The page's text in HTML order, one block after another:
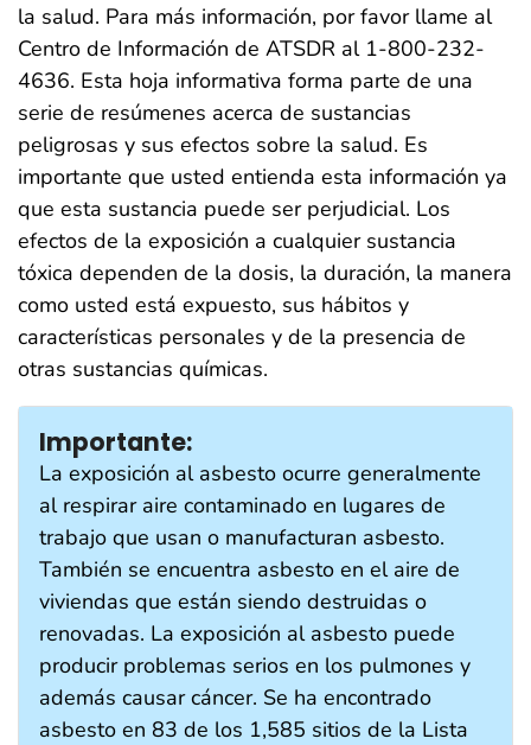
la salud. Para más información, por favor llame al
Centro de Información de ATSDR al 1-800-232-
4636. Esta hoja informativa forma parte de una
serie de resúmenes acerca de sustancias
peligrosas y sus efectos sobre la salud. Es
importante que usted entienda esta información ya
que esta sustancia puede ser perjudicial. Los
efectos de la exposición a cualquier sustancia
tóxica dependen de la dosis, la duración, la manera
como usted está expuesto, sus hábitos y
características personales y de la presencia de
otras sustancias químicas.
Importante:
La exposición al asbesto ocurre generalmente
al respirar aire contaminado en lugares de
trabajo que usan o manufacturan asbesto.
También se encuentra asbesto en el aire de
viviendas que están siendo destruidas o
renovadas. La exposición al asbesto puede
producir problemas serios en los pulmones y
además causar cáncer. Se ha encontrado
asbesto en 83 de los 1,585 sitios de la Lista